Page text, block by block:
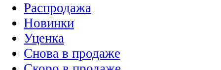
Распродажа
Новинки
Уценка
Снова в продаже